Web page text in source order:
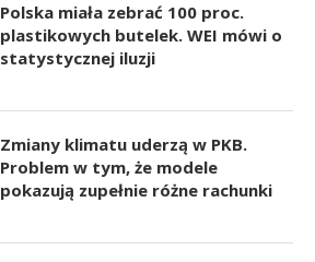
Polska miała zebrać 100 proc.
plastikowych butelek. WEI mówi o
statystycznej iluzji
Zmiany klimatu uderzą w PKB.
Problem w tym, że modele
pokazują zupełnie różne rachunki